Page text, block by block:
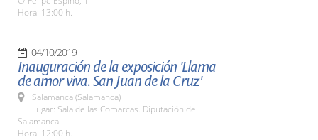
Hora: 13:00 h.
04/10/2019
Inauguración de la exposición 'Llama
de amor viva. San Juan de la Cruz'
Salamanca (Salamanca)
Lugar: Sala de las Comarcas. Diputación de
Salamanca
Hora: 12:00 h.